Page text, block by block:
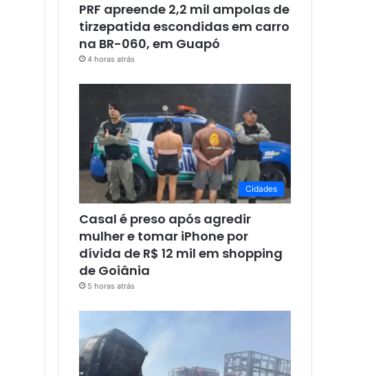
PRF apreende 2,2 mil ampolas de
tirzepatida escondidas em carro
na BR-060, em Guapó
4 horas atrás
Cidades
Casal é preso após agredir
mulher e tomar iPhone por
dívida de R$ 12 mil em shopping
de Goiânia
5 horas atrás